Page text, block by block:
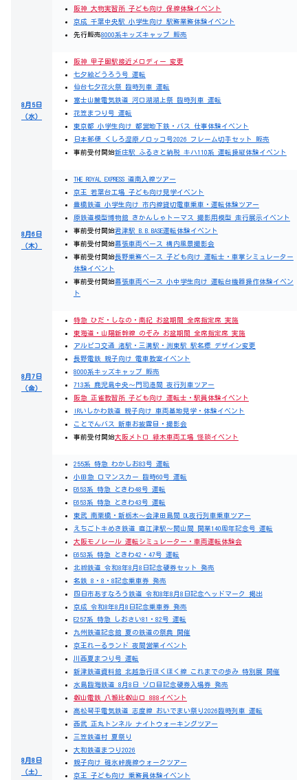
阪神 大物実習所 子ども向け 保線体験イベント
京成 千葉中央駅 小学生向け 駅務業務体験イベント
先行販売8000系キッズキャップ 販売
8月5日
（水）
阪神 甲子園駅接近メロディー 変更
七夕絵どうろう号 運転
仙台七夕花火祭 臨時列車 運転
富士山麓電気鉄道 河口湖湖上祭 臨時列車 運転
花笠まつり号 運転
東京都 小学生向け 都営地下鉄・バス 仕事体験イベント
日本郵便 くしろ湿原ノロッコ号2026 フレーム切手セット 販売
事前受付開始新庄駅 ふるさと納税 キハ110系 運転操縦体験イベント
8月6日
（木）
THE ROYAL EXPRESS 道南入線ツアー
京王 若葉台工場 子ども向け見学イベント
豊橋鉄道 小学生向け 市内線貸切電車乗車・運転体験ツアー
原鉄道模型博物館 きかんしゃトーマス 撮影用模型 走行展示イベント
事前受付開始君津駅 B.B.BASE運転体験イベント
事前受付開始幕張車両ベース 構内風景撮影会
事前受付開始長野乗務ベース 子ども向け 運転士・車掌シミュレーター
体験イベント
事前受付開始幕張車両ベース 小中学生向け 運転台機器操作体験イベン
ト
8月7日
（金）
特急 ひだ・しなの・南紀 お盆期間 全席指定席 実施
東海道・山陽新幹線 のぞみ お盆期間 全席指定席 実施
アルピコ交通 渚駅・三溝駅・渕東駅 駅名標 デザイン変更
長野電鉄 親子向け 電車教室イベント
8000系キッズキャップ 販売
713系 鹿児島中央～門司港間 夜行列車ツアー
阪急 正雀教習所 子ども向け 運転士・駅員体験イベント
IRいしかわ鉄道 親子向け 車両基地見学・体験イベント
ことでんバス 新車お披露目・撮影会
事前受付開始大阪メトロ 緑木車両工場 怪談イベント
8月8日
（土）
255系 特急 わかしお83号 運転
小田急 ロマンスカー 臨時60号 運転
E653系 特急 ときわ48号 運転
E653系 特急 ときわ43号 運転
東武 南栗橋・新栃木～会津田島間 DL夜行列車乗車ツアー
えちごトキめき鉄道 直江津駅～関山間 開業140周年記念号 運転
大阪モノレール 運転シミュレーター・車両運転体験会
E653系 特急 ときわ42・47号 運転
北総鉄道 令和8年8月8日記念硬券セット 発売
名鉄 8・8・8記念乗車券 発売
四日市あすなろう鉄道 令和8年8月8日記念ヘッドマーク 掲出
京成 令和8年8月8日記念乗車券 発売
E257系 特急 しおさい81・82号 運転
九州鉄道記念館 夏の鉄道の祭典 開催
京王れーるランド 夜間営業イベント
川西夏まつり号 運転
新津鉄道資料館 北越急行ほくほく線 これまでの歩み 特別展 開催
水島臨海鉄道 8月8日 ゾロ目記念硬券入場券 発売
叡山電鉄 八瀬比叡山口 888イベント
高松琴平電気鉄道 志度線 おいでまい祭り2026臨時列車 運転
西武 正丸トンネル ナイトウォーキングツアー
三笠鉄道村 夏祭り
大和鉄道まつり2026
親子向け 碓氷峠廃線ウォークツアー
京王 子ども向け 乗務員体験イベント